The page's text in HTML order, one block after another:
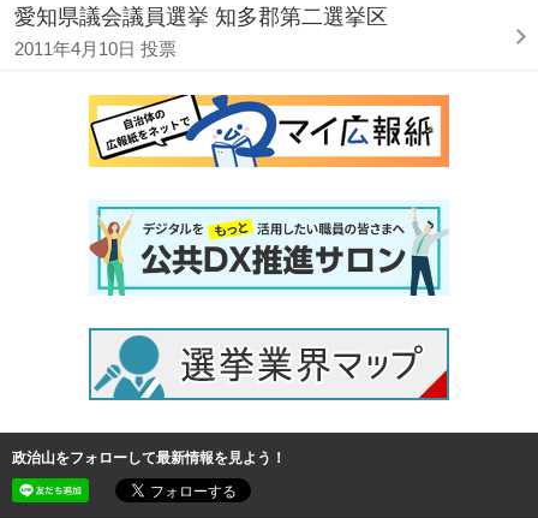
愛知県議会議員選挙 知多郡第二選挙区
2011年4月10日 投票
政治山をフォローして最新情報を見よう！